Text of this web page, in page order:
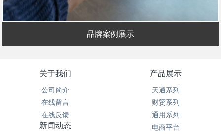
品牌案例展示
关于我们
公司简介
在线留言
在线反馈
产品展示
天通系列
财贸系列
通用系列
电商平台
新闻动态